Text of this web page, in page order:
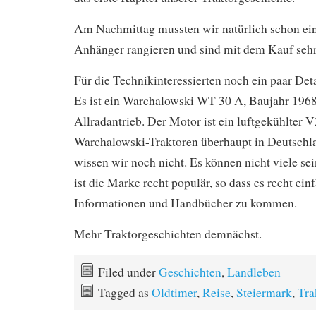
Am Nachmittag mussten wir natürlich schon
Anhänger rangieren und sind mit dem Kauf
Für die Technikinteressierten noch ein paar
Es ist ein Warchalowski WT 30 A, Baujahr
Allradantrieb. Der Motor ist ein luftgekühlter
Warchalowski-Traktoren überhaupt in
wissen wir noch nicht. Es können nicht viele
ist die Marke recht populär, so dass es recht
Informationen und Handbücher zu kommen.
Mehr Traktorgeschichten demnächst.
Filed underGeschichten,Landleben
Tagged as Oldtimer,Reise,Steiermark,